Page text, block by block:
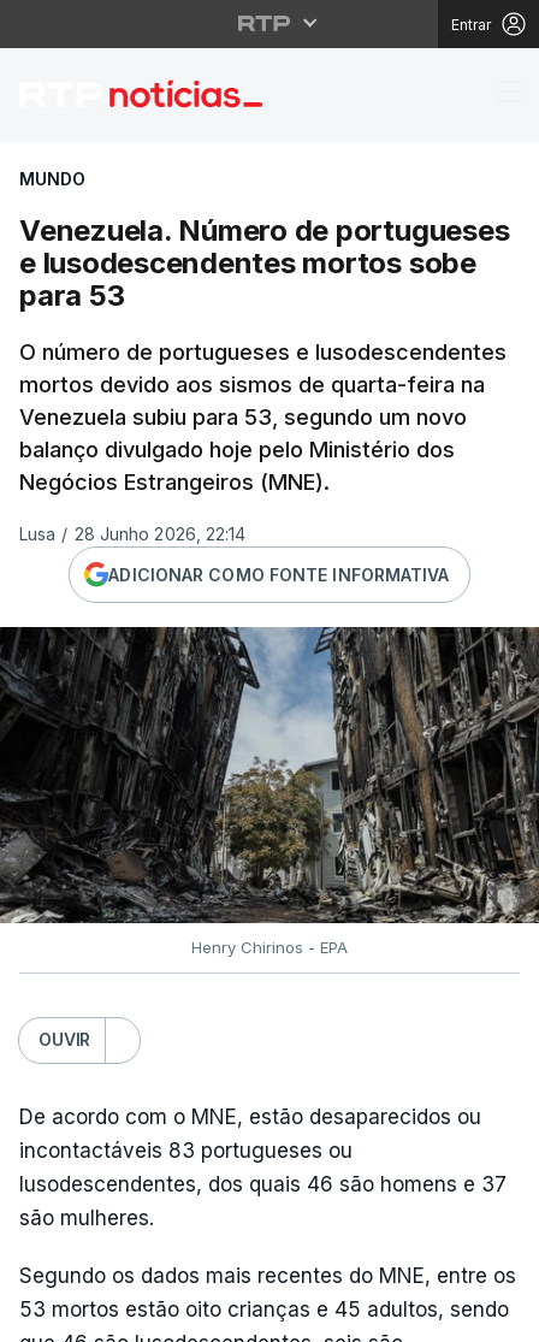
Entrar
Venezuela. Número
MUNDO
Venezuela. Número de portugueses
e lusodescendentes mortos sobe
para 53
O número de portugueses e lusodescendentes
mortos devido aos sismos de quarta-feira na
Venezuela subiu para 53, segundo um novo
balanço divulgado hoje pelo Ministério dos
Negócios Estrangeiros (MNE).
Lusa / 28 Junho 2026, 22:14
ADICIONAR COMO FONTE INFORMATIVA
Henry Chirinos - EPA
OUVIR
De acordo com o MNE, estão desaparecidos ou
incontactáveis 83 portugueses ou
lusodescendentes, dos quais 46 são homens e 37
são mulheres.
Segundo os dados mais recentes do MNE, entre os
53 mortos estão oito crianças e 45 adultos, sendo